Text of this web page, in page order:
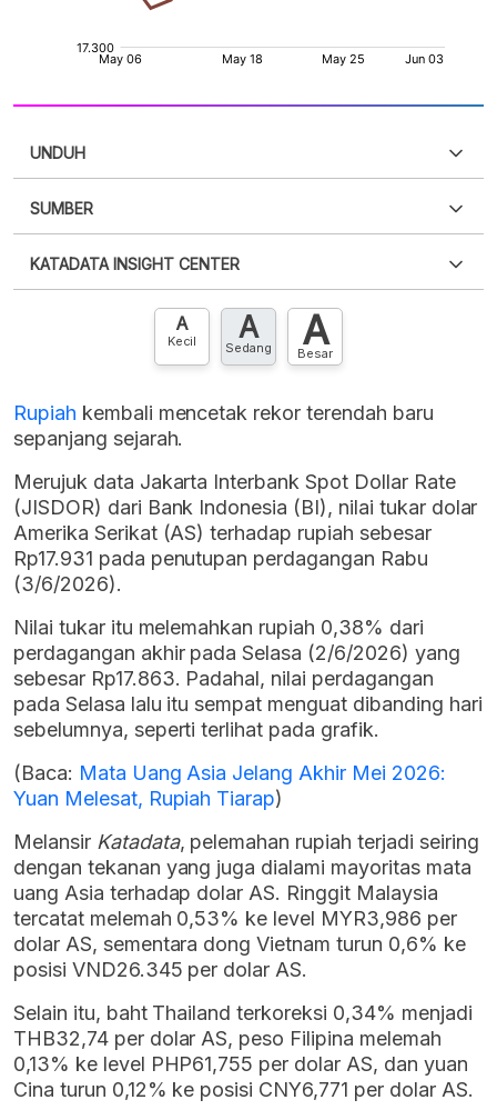
UNDUH
XLS
SUMBER
punya akun?Silakan Daftar sekarang
KATADATA INSIGHT CENTER
Hubungi sekarang »
A
Kecil A
Sedang A
Besar
Rupiah kembali mencetak rekor terendah baru
sepanjang sejarah.
Merujuk data Jakarta Interbank Spot Dollar Rate
(JISDOR) dari Bank Indonesia (BI), nilai tukar dolar
Amerika Serikat (AS) terhadap rupiah sebesar
Rp17.931 pada penutupan perdagangan Rabu
(3/6/2026).
Nilai tukar itu melemahkan rupiah 0,38% dari
perdagangan akhir pada Selasa (2/6/2026) yang
sebesar Rp17.863. Padahal, nilai perdagangan
pada Selasa lalu itu sempat menguat dibanding hari
sebelumnya, seperti terlihat pada grafik.
(Baca: Mata Uang Asia Jelang Akhir Mei 2026:
Yuan Melesat, Rupiah Tiarap)
Melansir Katadata, pelemahan rupiah terjadi seiring
dengan tekanan yang juga dialami mayoritas mata
uang Asia terhadap dolar AS. Ringgit Malaysia
tercatat melemah 0,53% ke level MYR3,986 per
dolar AS, sementara dong Vietnam turun 0,6% ke
posisi VND26.345 per dolar AS.
Selain itu, baht Thailand terkoreksi 0,34% menjadi
THB32,74 per dolar AS, peso Filipina melemah
0,13% ke level PHP61,755 per dolar AS, dan yuan
Cina turun 0,12% ke posisi CNY6,771 per dolar AS.